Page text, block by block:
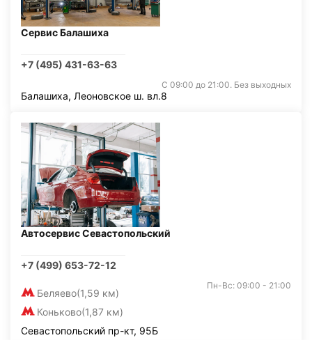
Сервис Балашиха
+7 (495) 431-63-63
С 09:00 до 21:00. Без выходных
Балашиха, Леоновское ш. вл.8
Автосервис Севастопольский
+7 (499) 653-72-12
Беляево(1,59 км)
Коньково(1,87 км)
Пн-Вс: 09:00 - 21:00
Севастопольский пр-кт, 95Б